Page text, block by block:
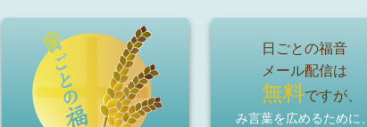
日ごとの福音
メール配信は
無料ですが、
み言葉を広めるために、